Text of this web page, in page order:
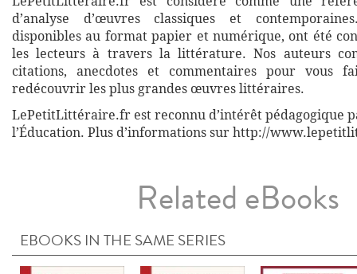
d’analyse d’œuvres classiques et
disponibles au format papier et numérique, ont été
les lecteurs à travers la littérature. Nos auteurs
citations, anecdotes et commentaires pour vous
redécouvrir les plus grandes œuvres littéraires.
LePetitLittéraire.fr est reconnu d’intérêt pédagogique
l’Éducation. Plus d’informations sur http://
Related eBooks
EBOOKS IN THE SAME SERIES